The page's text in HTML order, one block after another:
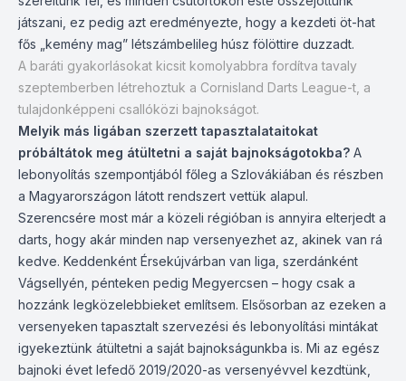
játszani, ez pedig azt eredményezte, hogy a kezdeti öt-hat
fős „kemény mag” létszámbelileg húsz fölöttire duzzadt.
A baráti gyakorlásokat kicsit komolyabbra fordítva tavaly
szeptemberben létrehoztuk a Cornisland Darts League-t, a
tulajdonképpeni csallóközi bajnokságot.
Melyik más ligában szerzett tapasztalataitokat
próbáltátok meg átültetni a saját bajnokságotokba? A
lebonyolítás szempontjából főleg a Szlovákiában és részben
a Magyarországon látott rendszert vettük alapul.
Szerencsére most már a közeli régióban is annyira elterjedt a
darts, hogy akár minden nap versenyezhet az, akinek van rá
kedve. Keddenként Érsekújvárban van liga, szerdánként
Vágsellyén, pénteken pedig Megyercsen – hogy csak a
hozzánk legközelebbieket említsem. Elsősorban az ezeken a
versenyeken tapasztalt szervezési és lebonyolítási mintákat
igyekeztünk átültetni a saját bajnokságunkba is. Mi az egész
bajnoki évet lefedő 2019/2020-as versenyévvel kezdtünk,